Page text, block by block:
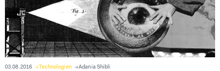
03.08.2016 Technologien Adania Shibli